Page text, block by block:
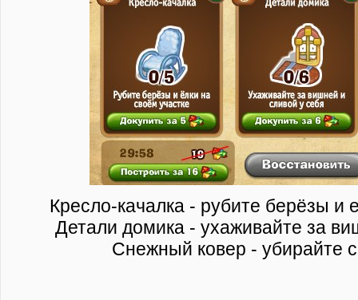
Кресло-качалка - рубите берёзы и
Детали домика - ухаживайте за
Снежный ковер - убирайте